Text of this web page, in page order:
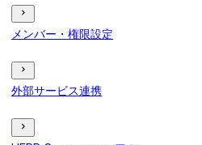
メンバー・権限設定
外部サービス連携